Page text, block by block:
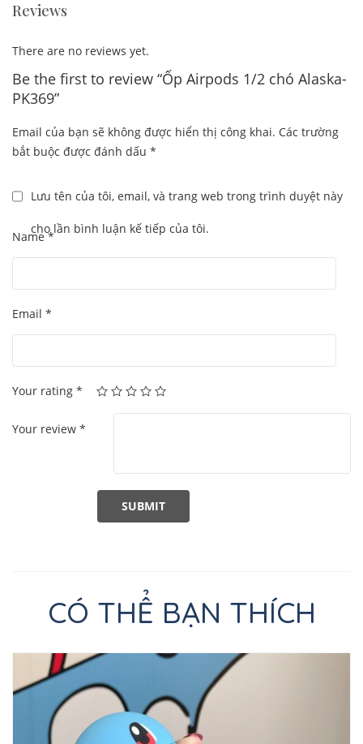
Reviews
There are no reviews yet.
Be the first to review “Ốp Airpods 1/2 chó Alaska-
PK369”
Email của bạn sẽ không được hiển thị công khai. Các trường
bắt buộc được đánh dấu *
Lưu tên của tôi, email, và trang web trong trình duyệt này
cho lần bình luận kế tiếp của tôi.
Name*
Email *
Your rating *
Your review *
CÓ THỂ BẠN THÍCH